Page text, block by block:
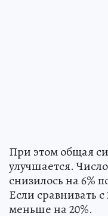
При этом общая
улучшается.
снизилось на 6%
Если сравнивать с
меньше на 20%.